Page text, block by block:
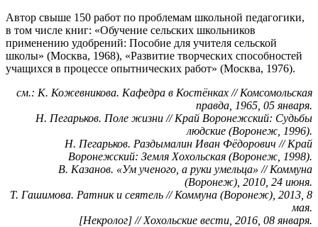
Автор свыше 150 работ по проблемам школьной педагогики,
в том числе книг: «Обучение сельских школьников
применению удобрений: Пособие для учителя сельской
школы» (Москва, 1968), «Развитие творческих способностей
учащихся в процессе опытнических работ» (Москва, 1976).
см.: К. Кожевникова. Кафедра в Костёнках // Комсомольская
правда, 1965, 05 января.
Н. Пегарьков. Поле жизни // Край Воронежский: Судьбы
людские (Воронеж, 1996).
Н. Пегарьков. Раздымалин Иван Фёдорович // Край
Воронежский: Земля Хохольская (Воронеж, 1998).
В. Казанов. «Ум ученого, а руки умельца» // Коммуна
(Воронеж), 2010, 24 июня.
Т. Гашимова. Ратник и сеятель // Коммуна (Воронеж), 2013, 8
мая.
[Некролог] // Хохольские вести, 2016, 08 января.